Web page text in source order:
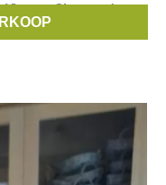
Vincent Sheppard,